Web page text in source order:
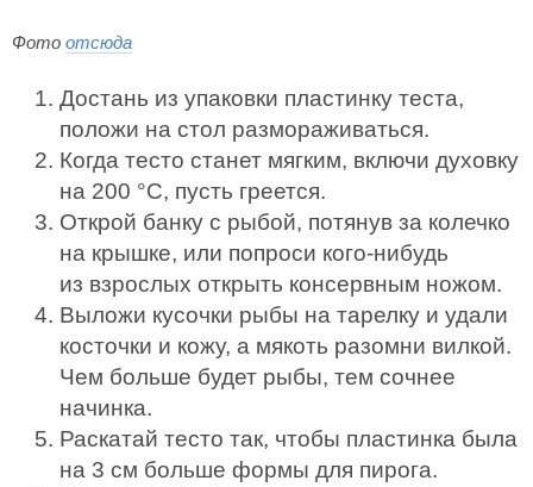
Фото отсюда
Достань из упаковки пластинку теста,
положи на стол размораживаться.
Когда тесто станет мягким, включи духовку
на 200 °С, пусть греется.
Открой банку с рыбой, потянув за колечко
на крышке, или попроси кого-нибудь
из взрослых открыть консервным ножом.
Выложи кусочки рыбы на тарелку и удали
косточки и кожу, а мякоть разомни вилкой.
Чем больше будет рыбы, тем сочнее
начинка.
Раскатай тесто так, чтобы пластинка была
на 3 см больше формы для пирога.